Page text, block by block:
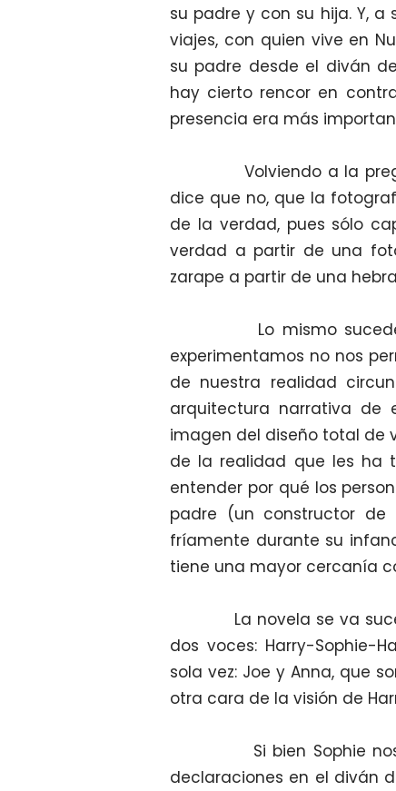
su padre y con su hija. Y, a
viajes, con quien vive en
su padre desde el diván
hay cierto rencor en
presencia era más
Volviendo a la
dice que no, que la
de la verdad, pues sólo
verdad a partir de una
zarape a partir de una
Lo mismo sucede
experimentamos no nos
de nuestra realidad
arquitectura narrativa de
imagen del diseño total de
de la realidad que les ha
entender por qué los
padre (un constructor
fríamente durante su
tiene una mayor cercanía
La novela se va
dos voces: Harry-Sophie-
sola vez: Joe y Anna, que
otra cara de la visión de
Si bien Sophie nos
declaraciones en el diván